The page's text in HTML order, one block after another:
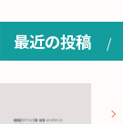
最近の投稿